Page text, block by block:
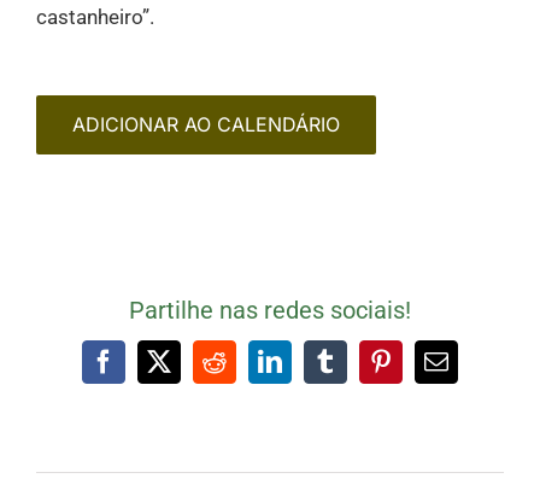
castanheiro”.
ADICIONAR AO CALENDÁRIO
Partilhe nas redes sociais!
Facebook
X RedditLinkedInTumblrPinterestEmail
publicado)